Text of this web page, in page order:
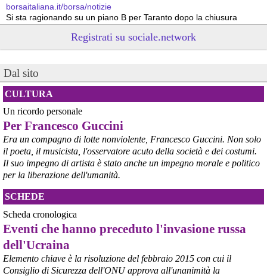
borsaitaliana.it/borsa/notizie
Si sta ragionando su un piano B per Taranto dopo la chiusura
cronachetarantine.it/index.php
il Governo ha manifestato l’intenzione di predisporre un
provvedimento straordinario per attenuare le conseguenze
economiche e sociali della prevista fermata dell’area a caldo e ha
chiesto alle rappresentanze del territorio di formulare proposte
concrete per definirne i contenuti. Casartigiani valuta positivamente
questa disponibilità.
#
ILVA Taranto
Registrati su sociale.network
Dal sito
CULTURA
Un ricordo personale
Per Francesco Guccini
Era un compagno di lotte nonviolente, Francesco Guccini. Non solo
il poeta, il musicista, l'osservatore acuto della società e dei costumi.
Il suo impegno di artista è stato anche un impegno morale e politico
per la liberazione dell'umanità.
SCHEDE
Scheda cronologica
Eventi che hanno preceduto l'invasione russa
dell'Ucraina
Elemento chiave è la risoluzione del febbraio 2015 con cui il
Consiglio di Sicurezza dell'ONU approva all'unanimità la